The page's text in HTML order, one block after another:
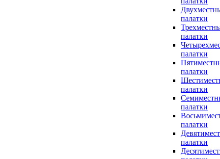
палатки
палатки
палатки
палатки
палатки
палатки
палатки
палатки